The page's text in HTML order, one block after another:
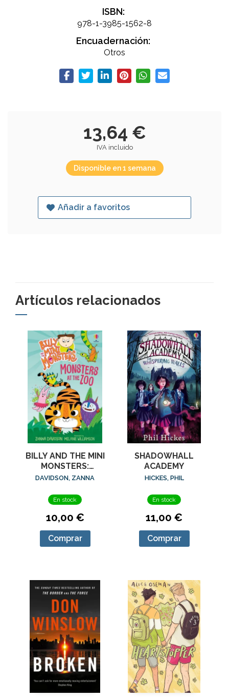
ISBN:
978-1-3985-1562-8
Encuadernación:
Otros
13,64 €
IVA incluido
Disponible en 1 semana
Añadir a favoritos
Artículos relacionados
BILLY AND THE MINI
MONSTERS:
MONSTERS AT THE
DAVIDSON, ZANNA
En stock
10,00 €
Comprar
SHADOWHALL
ACADEMY
HICKES, PHIL
En stock
11,00 €
Comprar